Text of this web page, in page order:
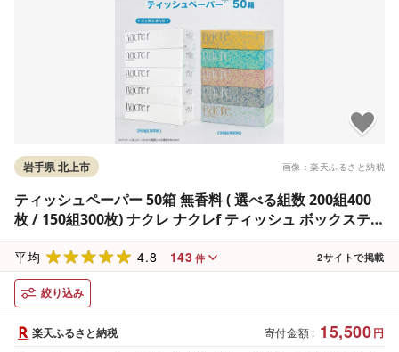
とめ買い 常備品 SDGs 岩手県 北上市 三菱製紙 D0437/
D0582
画像：楽天ふるさと納税
岩手県 北上市
ティッシュペーパー 50箱 無香料 ( 選べる組数 200組400
枚 / 150組300枚) ナクレ ナクレf ティッシュ ボックスティ
い 常備品 SDGs 岩手県 北上市 三菱製紙 D0437/D0582
平均 4.8 143 件 2サイトで掲載
絞り込み
寄付金額 : 15,500円
楽天ふるさと納税